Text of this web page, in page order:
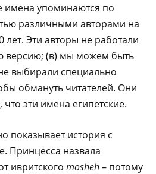
имена упоминаются по
различными авторами на
лет. Эти авторы не работали
версию; (в) мы можем быть
выбирали специально
обмануть читателей. Они
эти имена египетские.
показывает история с
Принцесса назвала
ивритского mosheh– потому